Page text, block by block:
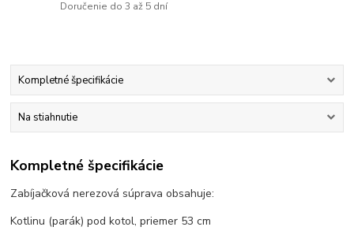
Doručenie do 3 až 5 dní
Kompletné špecifikácie
Na stiahnutie
Kompletné špecifikácie
Zabíjačková nerezová súprava obsahuje:
Kotlinu (parák) pod kotol, priemer 53 cm